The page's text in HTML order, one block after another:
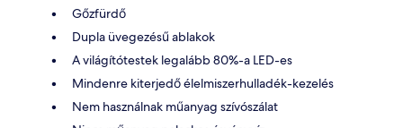
Gőzfürdő
Dupla üvegezésű ablakok
A világítótestek legalább 80%-a LED-es
Mindenre kiterjedő élelmiszerhulladék-kezelés
Nem használnak műanyag szívószálat